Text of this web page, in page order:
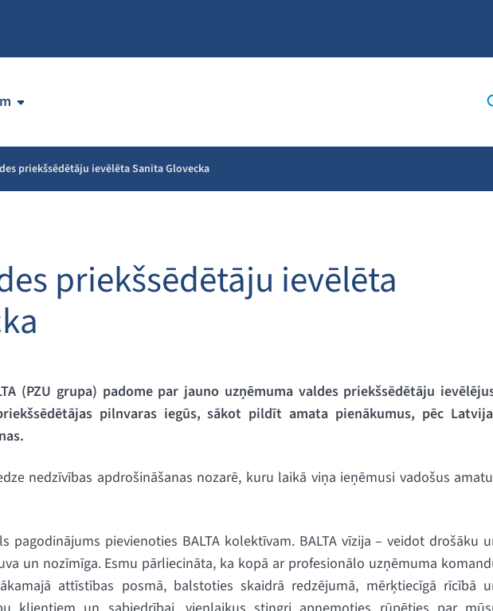
priekšsēdētāju ievēlēta Sanita Glovecka
priekšsēdētāju ievēlēta
(PZU grupa) padome par jauno uzņēmuma valdes priekšsēdētāju
pilnvaras iegūs, sākot pildīt amata pienākumus, pēc
nedzīvības apdrošināšanas nozarē, kuru laikā viņa ieņēmusi vadošus
pagodinājums pievienoties BALTA kolektīvam. BALTA vīzija – veidot drošāku
un nozīmīga. Esmu pārliecināta, ka kopā ar profesionālo uzņēmuma
attīstības posmā, balstoties skaidrā redzējumā, mērķtiecīgā rīcībā